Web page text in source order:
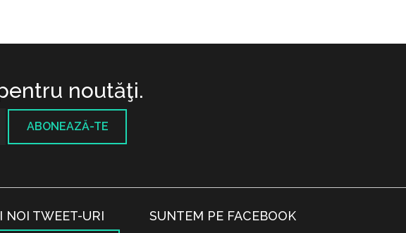
noutăţi.
ABONEAZĂ-TE
NOI TWEET-URI SUNTEM PE FACEBOOK